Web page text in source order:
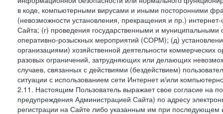
в коде, компьютерными вирусами и иными посторонними
(невозможности установления, прекращения и пр.)
Сайта; (г) проведения государственными и
оперативно-розыскных мероприятий (СОРМ); (д)
организациями) хозяйственной деятельности коммерческих
разовых ограничений, затрудняющих или делающих
случаев, связанных с действиями (бездействием)
ситуации с использованием сети Интернет и/или
2.11. Настоящим Пользователь выражает свое согласие на
предупреждения Администрацией Сайта) по адресу
регистрации на Сайте либо указанным им при